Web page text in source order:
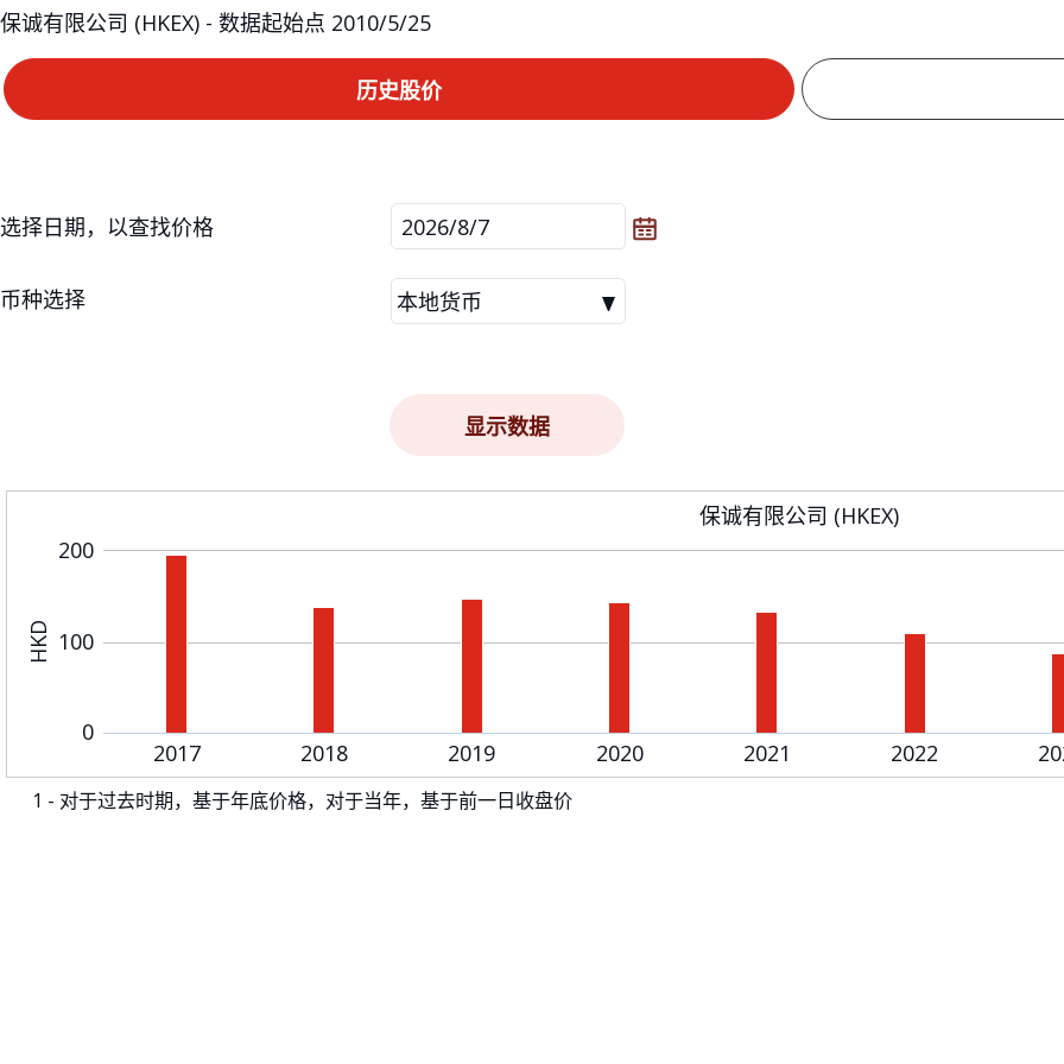
保诚有限公司 (HKEX) - 数据起始点 2010/5/25
历史股价
选择日期，以查找价格
币种选择
|
本
本地货币
显示数据
HKD
0
100
200
保诚有限公司 (HKEX)
2017 2018 2019 2020 2021 2022
1 - 对于过去时期，基于年底价格，对于当年，基于前一日收盘价